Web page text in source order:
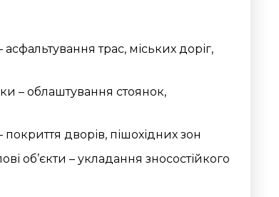
трас, міських доріг,
– облаштування стоянок,
покриття дворів, пішохідних зон
об’єкти – укладання зносостійкого